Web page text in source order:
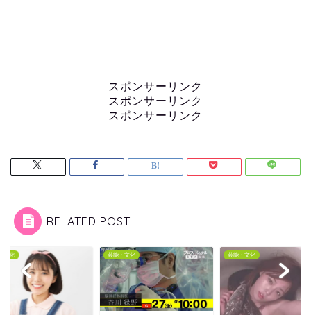
スポンサーリンク
スポンサーリンク
スポンサーリンク
RELATED POST
文化 芸能・文化 芸能・文化